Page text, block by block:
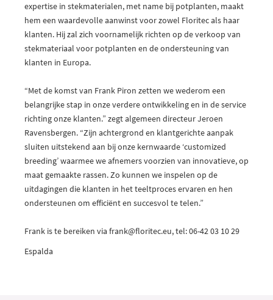
expertise in stekmaterialen, met name bij potplanten, maakt
hem een waardevolle aanwinst voor zowel Floritec als haar
klanten. Hij zal zich voornamelijk richten op de verkoop van
stekmateriaal voor potplanten en de ondersteuning van
klanten in Europa.
“Met de komst van Frank Piron zetten we wederom een
belangrijke stap in onze verdere ontwikkeling en in de service
richting onze klanten.” zegt algemeen directeur Jeroen
Ravensbergen. “Zijn achtergrond en klantgerichte aanpak
sluiten uitstekend aan bij onze kernwaarde ‘customized
breeding’ waarmee we afnemers voorzien van innovatieve, op
maat gemaakte rassen. Zo kunnen we inspelen op de
uitdagingen die klanten in het teeltproces ervaren en hen
ondersteunen om efficiënt en succesvol te telen.”
Frank is te bereiken via frank@floritec.eu, tel: 06-42 03 10 29
Espalda